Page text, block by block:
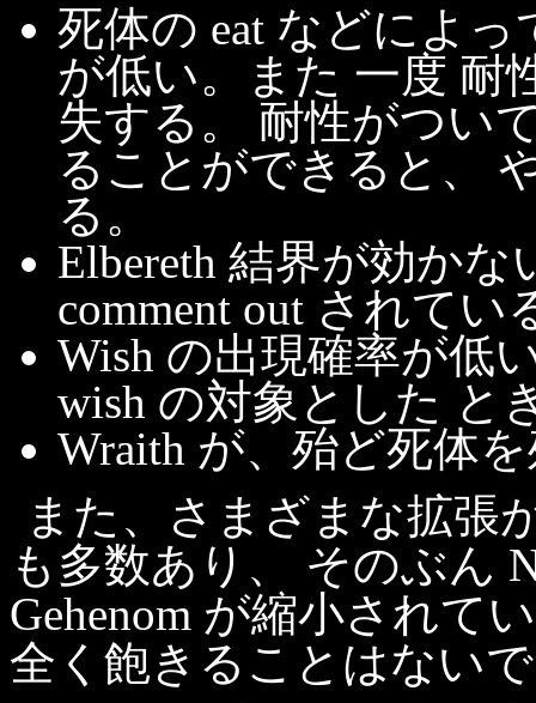
死体の eat などによ
が低い。また 一度 耐
失する。 耐性がつい
ることができると、
る。
Elbereth 結界が効かな
comment out されてい
Wish の出現確率が低
wish の対象とした と
Wraith が、殆ど死体
また、さまざまな拡張
も多数あり、 そのぶん
Gehenom が縮小されて
全く飽きることはない